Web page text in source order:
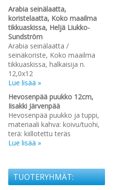
Arabia seinälaatta,
koristelaatta, Koko maailma
tikkuaskissa, Heljä Liukko-
Sundström
Arabia seinälaatta /
seinäkoriste, Koko maailma
tikkuaskissa, halkaisija n.
12,0x12
Lue lisää »
Hevosenpää puukko 12cm,
Iisakki Järvenpää
Hevosenpää puukko ja tuppi,
materiaali kahva: koivu/tuohi,
terä: kiillotettu teräs
Lue lisää »
TUOTERYHMÄT: